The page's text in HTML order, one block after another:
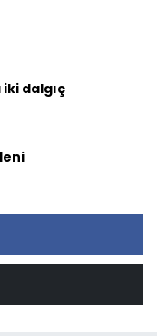
dalgıç